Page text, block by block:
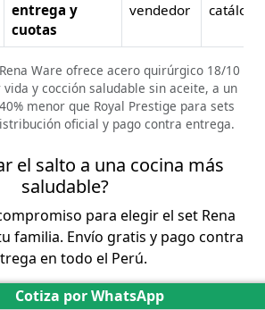
entrega y
cuotas
vendedor
catálogo
Ware ofrece acero quirúrgico 18/10
y cocción saludable sin aceite, a un
menor que Royal Prestige para sets
oficial y pago contra entrega.
el salto a una cocina más
saludable?
para elegir el set Rena
familia. Envío gratis y pago contra
en todo el Perú.
Cotiza por WhatsApp